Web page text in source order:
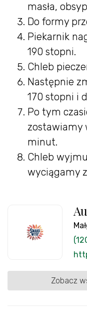
masła,
Do formy
Piekarnik
190 stopni.
Chleb
Następnie
170 stopni i
Po tym
zostawiamy
minut.
Chleb
wyciągamy
Zobacz